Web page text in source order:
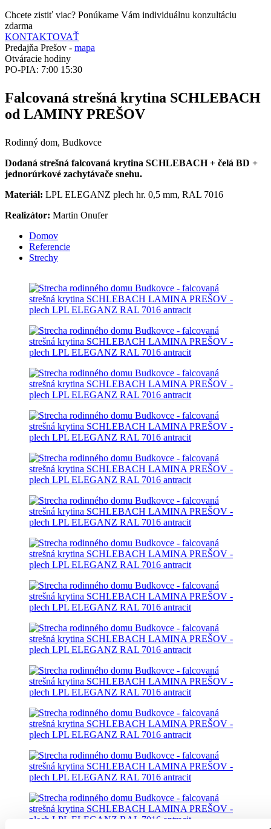
Chcete zistiť viac? Ponúkame Vám individuálnu konzultáciu
zdarma
KONTAKTOVAŤ
Predajňa Prešov - mapa
Otváracie hodiny
PO-PIA: 7:00 15:30
Falcovaná strešná krytina SCHLEBACH
od LAMINY PREŠOV
Rodinný dom, Budkovce
Dodaná strešná falcovaná krytina SCHLEBACH + čelá BD +
jednorúrkové zachytávače snehu.
Materiál: LPL ELEGANZ plech hr. 0,5 mm, RAL 7016
Realizátor: Martin Onufer
Domov
Referencie
Strechy